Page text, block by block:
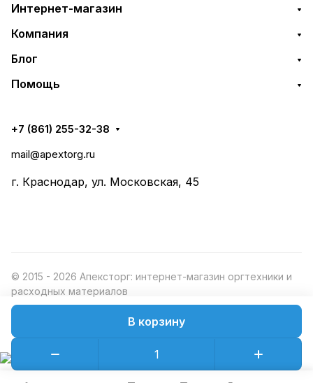
В корзину
Интернет-магазин
Компания
Блог
Помощь
+7 (861) 255-32-38
mail@apextorg.ru
г. Краснодар, ул. Московская, 45
© 2015 - 2026 Апексторг: интернет-магазин оргтехники и
расходных материалов
Конфиденциальность